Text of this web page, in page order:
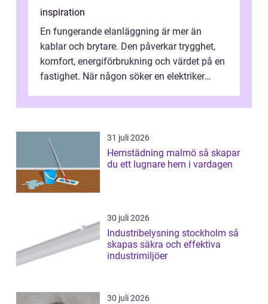
inspiration
En fungerande elanläggning är mer än
kablar och brytare. Den påverkar trygghet,
komfort, energiförbrukning och värdet på en
fastighet. När någon söker en elektriker
31 juli 2026
Hemstädning malmö så skapar
du ett lugnare hem i vardagen
30 juli 2026
Industribelysning stockholm så
skapas säkra och effektiva
industrimiljöer
30 juli 2026